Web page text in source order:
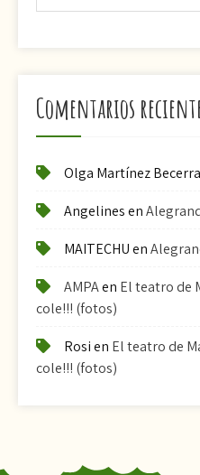
Comentarios
Olga Martínez Becerra
Angelinesen
MAITECHUen
AMPAen El teatro de
cole!!! (fotos)
Rosien El teatro de
cole!!! (fotos)